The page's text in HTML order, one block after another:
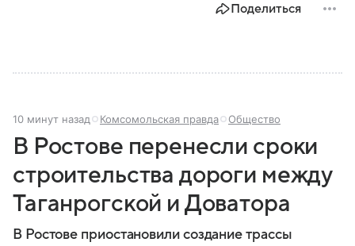
Поделиться
10 минут назад Комсомольская правда Общество
В Ростове перенесли сроки
строительства дороги между
Таганрогской и Доватора
В Ростове приостановили создание трассы